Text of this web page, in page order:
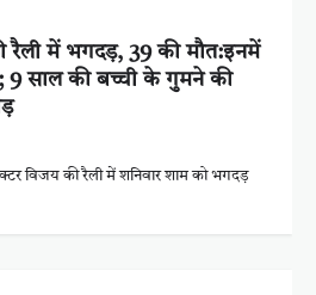
रैली में भगदड़, 39 की मौत:इनमें
9 साल की बच्ची के गुमने की
विजय की रैली में शनिवार शाम को भगदड़